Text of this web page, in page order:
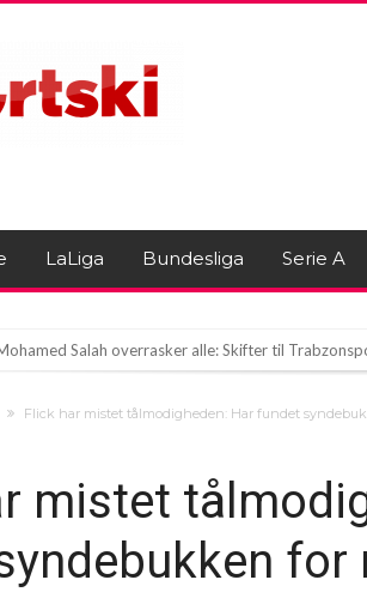
LaLiga Bundesliga Serie A
Salah overrasker alle: Skifter til
Flick har mistet tålmodigheden: Har fundet
mistet
for